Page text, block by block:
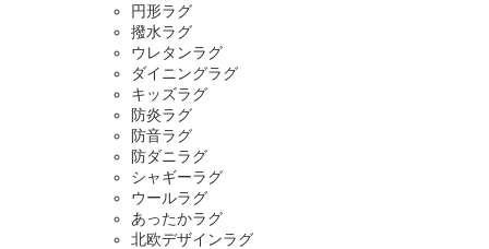
円形ラグ
撥水ラグ
ウレタンラグ
ダイニングラグ
キッズラグ
防炎ラグ
防音ラグ
防ダニラグ
シャギーラグ
ウールラグ
あったかラグ
北欧デザインラグ